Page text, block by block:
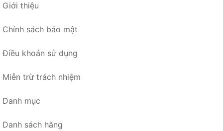
Giới thiệu
Chính sách bảo mật
Điều khoản sử dụng
Miễn trừ trách nhiệm
Danh mục
Danh sách hãng